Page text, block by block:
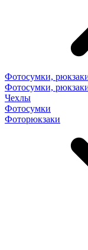
Фотосумки,
Фотосумки,
Чехлы
Фотосумки
Фоторюкзаки